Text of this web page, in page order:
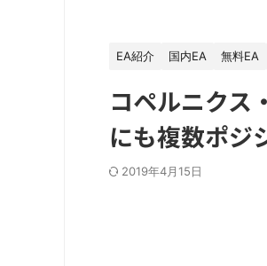
EA紹介 国内EA 無料EA
コペルニクス
にも複数ポジ
2019年4月15日